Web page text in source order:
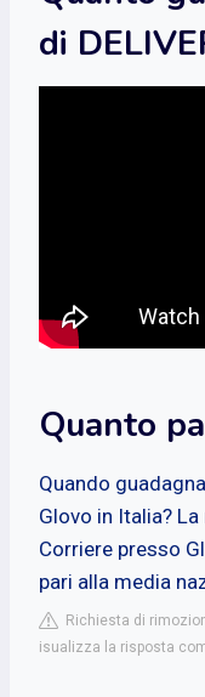
di
Quanto
Quando
Glovo in Italia?
Corriere presso
pari alla media
Richiesta di
isualizza la risposta